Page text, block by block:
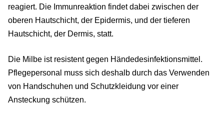
reagiert. Die Immunreaktion findet dabei zwischen der
oberen Hautschicht, der Epidermis, und der tieferen
Hautschicht, der Dermis, statt.
Die Milbe ist resistent gegen Händedesinfektionsmittel.
Pflegepersonal muss sich deshalb durch das Verwenden
von Handschuhen und Schutzkleidung vor einer
Ansteckung schützen.